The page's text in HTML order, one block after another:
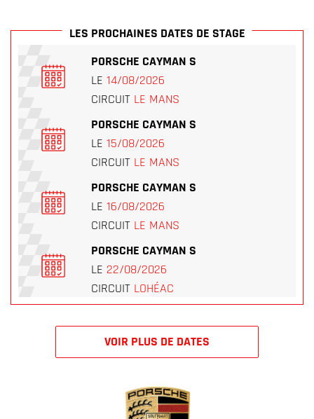
LES PROCHAINES DATES DE STAGE
PORSCHE CAYMAN S
LE 14/08/2026
CIRCUIT LE MANS
PORSCHE CAYMAN S
LE 15/08/2026
CIRCUIT LE MANS
PORSCHE CAYMAN S
LE 16/08/2026
CIRCUIT LE MANS
PORSCHE CAYMAN S
LE 22/08/2026
CIRCUIT LOHÉAC
VOIR PLUS DE DATES